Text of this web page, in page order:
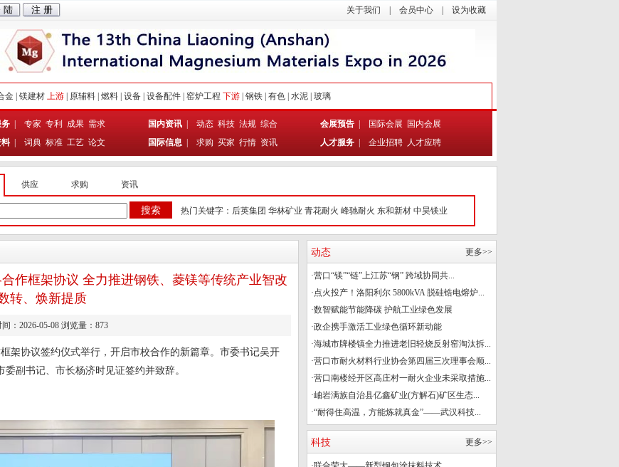
关于我们 会员中心 设为收藏
金 镁建材 上游 原辅料 燃料 设备 设备配件 窑炉工程 下游 钢铁 有色 水泥 玻璃
专家 专利 成果 需求
词典 标准 工艺 论文
国内资讯 动态 科技 法规 综合
国际信息
求购 买家 行情 资讯
会展预告 国际会展
国内会展
人才服务
企业招聘 人才应聘
供应 求购 资讯
热门关键字： 后英集团 华林矿业 青花耐火 峰驰耐火 东和新材 中昊镁业
作框架协议 全力推进钢铁、菱镁等传统产业智改
转、焕新提质
：2026-05-08 浏览量：873
架协议签约仪式举行，开启市校合作的新篇章。市委书记吴开
副书记、市长杨济时见证签约并致辞。
动态 更多>>
·营口“镁”“链”上江苏“钢” 跨域协同共...
·点火投产！洛阳利尔 5800kVA 脱硅锆电熔炉...
·数智赋能节能降碳 护航工业绿色发展
·政企携手激活工业绿色循环新动能
·海城市牌楼镇全力推进老旧轻烧反射窑淘汰拆...
·营口市耐火材料行业协会第四届三次理事会顺...
·营口南楼经开区高庄村一耐火企业未采取措施...
·岫岩满族自治县亿鑫矿业(方解石)矿区生态...
·“耐得住高温，方能炼就真金”——武汉科技...
科技 更多>>